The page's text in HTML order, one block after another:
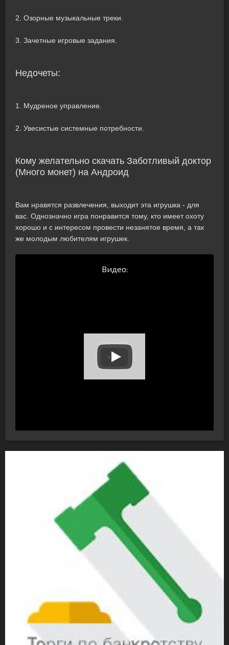
2. Озорные музыкальные треки.
3. Зачетные игровые задания.
Недочеты:
1. Мудреное управление.
2. Увесистые системные потребности.
Кому желательно скачать Заботливый доктор
(Много монет) на Андроид
Вам нравятся развлечения, выходит эта игрушка - для
вас. Однозначно игра понравится тому, кто имеет охоту
хорошо и с интересом провести незанятое время, а так
же молодым любителям игрушек.
Видео: